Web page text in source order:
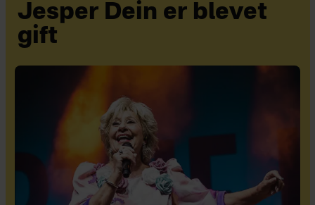
Jesper Dein er blevet
gift